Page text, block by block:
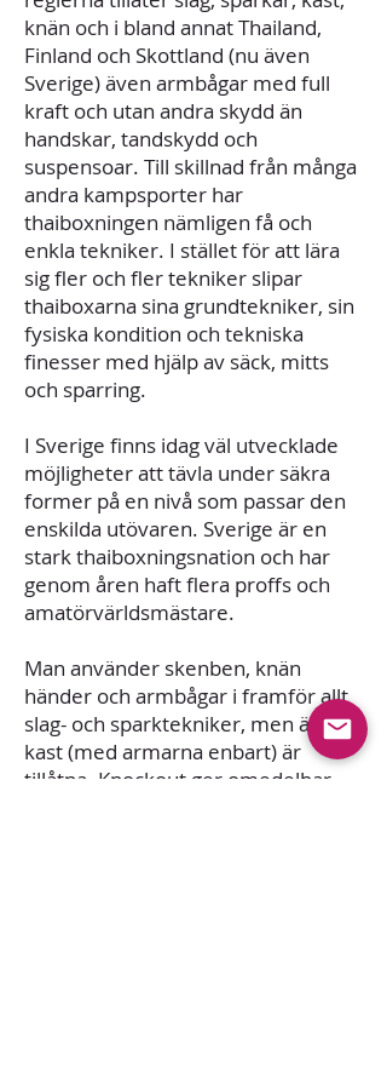
knän och i bland annat Thailand,
Finland och Skottland (nu även
Sverige) även armbågar med full
kraft och utan andra skydd än
handskar, tandskydd och
suspensoar. Till skillnad från många
andra kampsporter har
thaiboxningen nämligen få och
enkla tekniker. I stället för att lära
sig fler och fler tekniker slipar
thaiboxarna sina grundtekniker, sin
fysiska kondition och tekniska
finesser med hjälp av säck, mitts
och sparring.
I Sverige finns idag väl utvecklade
möjligheter att tävla under säkra
former på en nivå som passar den
enskilda utövaren. Sverige är en
stark thaiboxningsnation och har
genom åren haft flera proffs och
amatörvärldsmästare.
Man använder skenben, knän
händer och armbågar i framför allt
slag- och sparktekniker, men även
kast (med armarna enbart) är
tillåtna. Knockout ger omedelbar